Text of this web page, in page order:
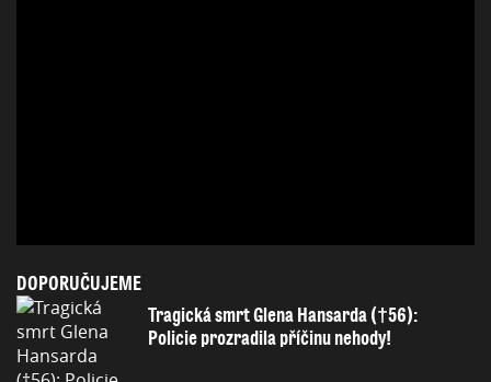
DOPORUČUJEME
Tragická smrt Glena Hansarda (†56):
Policie prozradila příčinu nehody!